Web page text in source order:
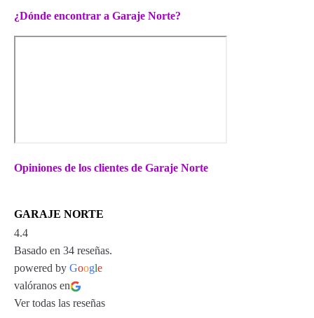
¿Dónde encontrar a Garaje Norte?
Opiniones de los clientes de Garaje Norte
GARAJE NORTE
4.4
Basado en 34 reseñas.
powered by Google
valóranos en
Ver todas las reseñas